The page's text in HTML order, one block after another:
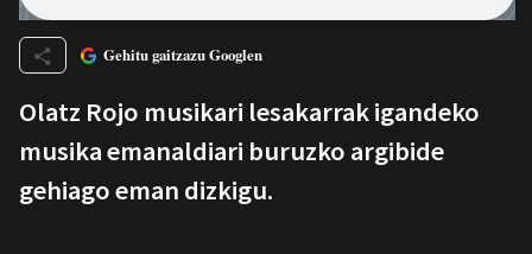
Gehitu gaitzazu Googlen
Olatz Rojo musikari lesakarrak igandeko
musika emanaldiari buruzko argibide
gehiago eman dizkigu.